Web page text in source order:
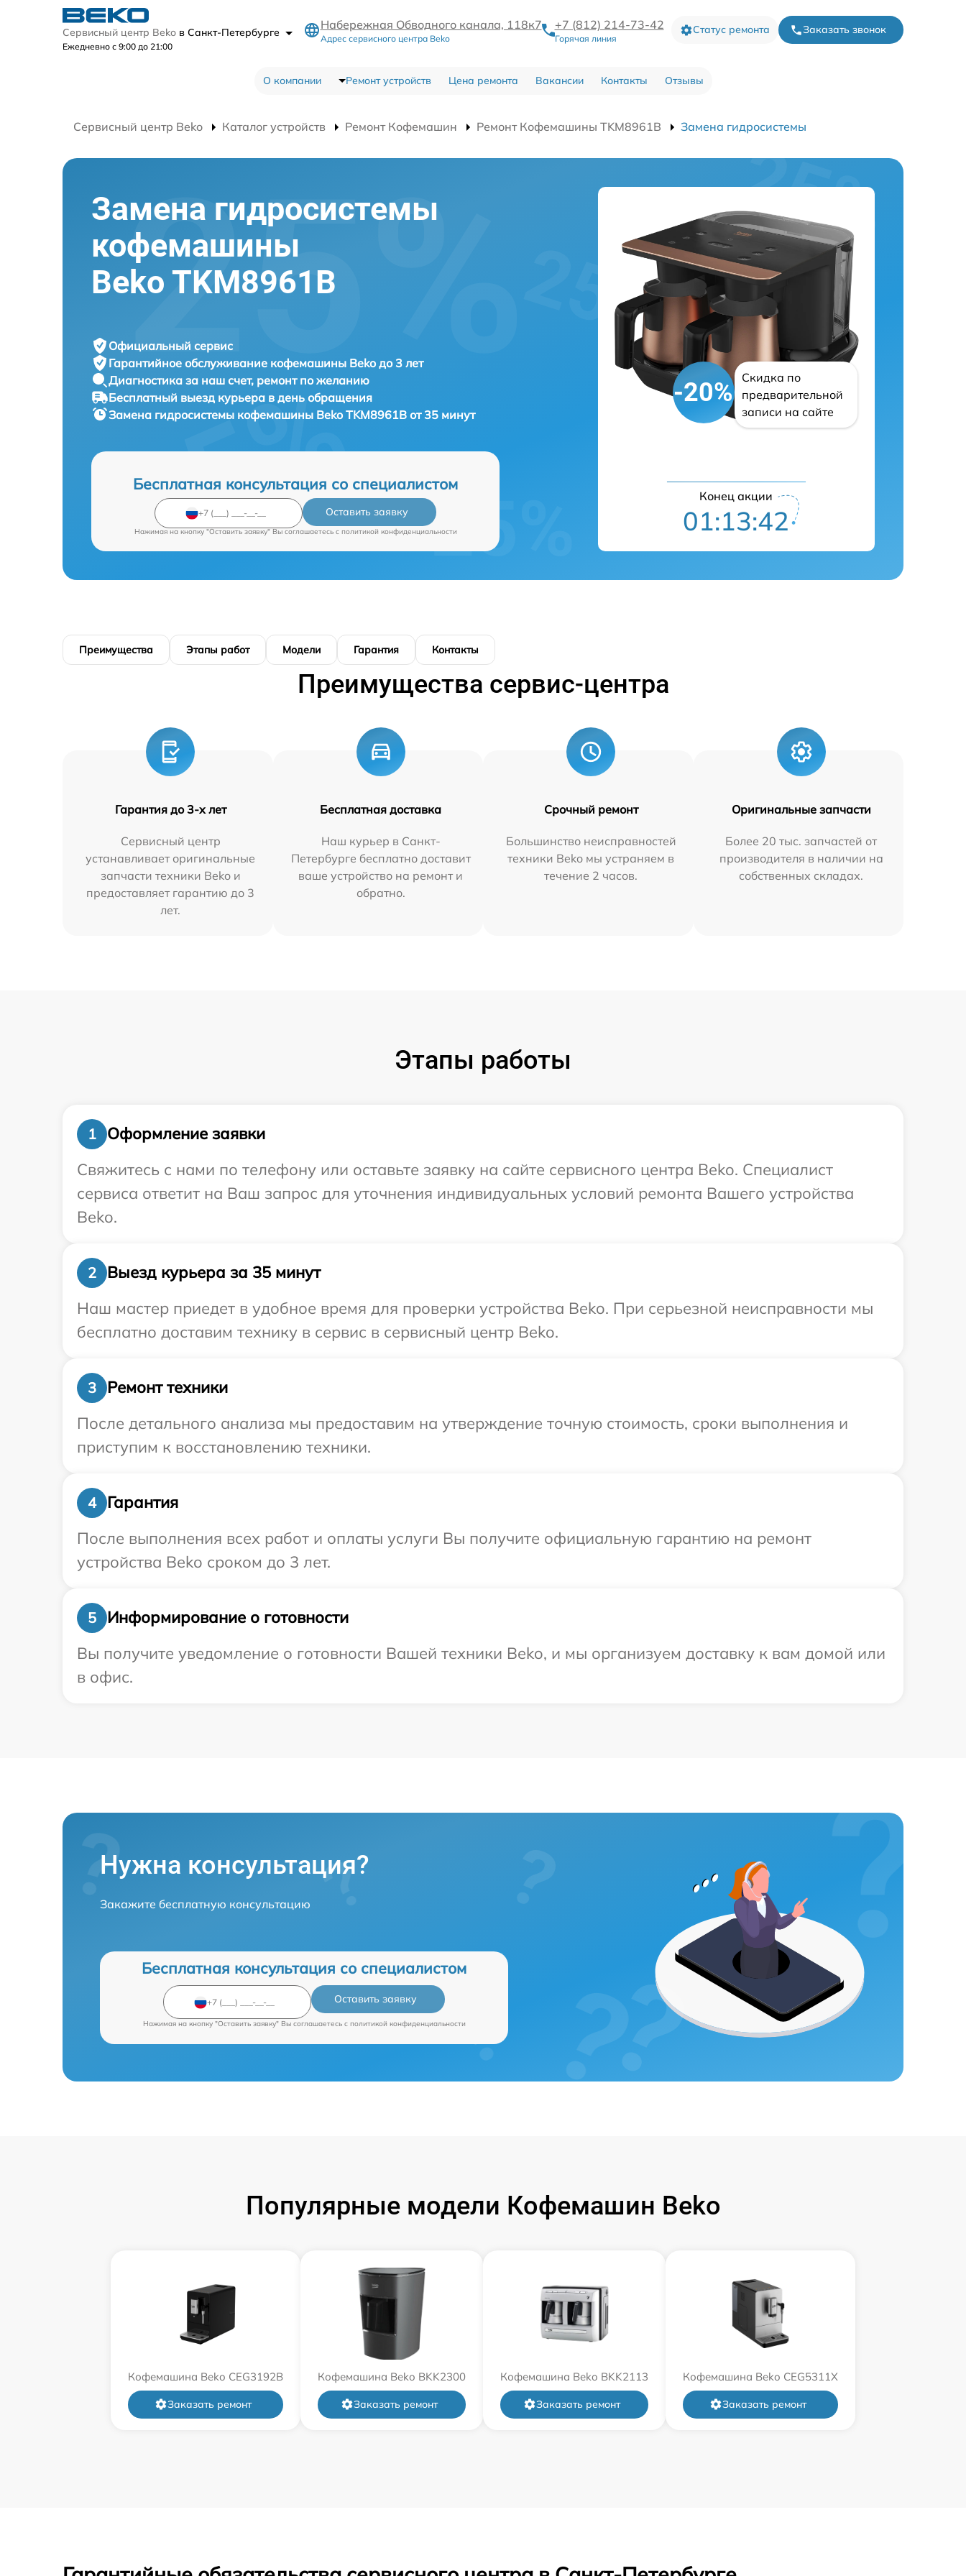
Сервисный центр Beko в Санкт-Петербурге
Ежедневно с 9:00 до 21:00
Набережная Обводного канала, 118к7
Адрес сервисного центра Beko
+7 (812) 214-73-42
Горячая линия
Статус ремонта Заказать звонок
О компании Ремонт устройств Цена ремонта Вакансии Контакты Отзывы
Сервисный центр Beko Каталог устройств Ремонт Кофемашин Ремонт Кофемашины TKM8961B Замена гидросистемы
Замена гидросистемы
кофемашины
Beko TKM8961B
Официальный сервис
Гарантийное обслуживание кофемашины Beko до 3 лет
Диагностика за наш счет, ремонт по желанию
Бесплатный выезд курьера в день обращения
Замена гидросистемы кофемашины Beko TKM8961B от 35 минут
Бесплатная консультация со специалистом
Оставить заявку
Нажимая на кнопку "Оставить заявку" Вы соглашаетесь c политикой конфиденциальности
-20%
Скидка по
предварительной
записи на сайте
Конец акции
01:13:41
Преимущества Этапы работ Модели Гарантия Контакты
Преимущества сервис-центра
Гарантия до 3-х лет
Сервисный центр
устанавливает оригинальные
запчасти техники Beko и
предоставляет гарантию до 3
лет.
Бесплатная доставка
Наш курьер в Санкт-
Петербурге бесплатно доставит
ваше устройство на ремонт и
обратно.
Срочный ремонт
Большинство неисправностей
техники Beko мы устраняем в
течение 2 часов.
Оригинальные запчасти
Более 20 тыс. запчастей от
производителя в наличии на
собственных складах.
Этапы работы
1
Оформление заявки
Свяжитесь с нами по телефону или оставьте заявку на сайте сервисного центра Beko. Специалист
сервиса ответит на Ваш запрос для уточнения индивидуальных условий ремонта Вашего устройства
Beko.
2
Выезд курьера за 35 минут
Наш мастер приедет в удобное время для проверки устройства Beko. При серьезной неисправности мы
бесплатно доставим технику в сервис в сервисный центр Beko.
3
Ремонт техники
После детального анализа мы предоставим на утверждение точную стоимость, сроки выполнения и
приступим к восстановлению техники.
4
Гарантия
После выполнения всех работ и оплаты услуги Вы получите официальную гарантию на ремонт
устройства Beko сроком до 3 лет.
5
Информирование о готовности
Вы получите уведомление о готовности Вашей техники Beko, и мы организуем доставку к вам домой или
в офис.
Нужна консультация?
Закажите бесплатную консультацию
Бесплатная консультация со специалистом
Оставить заявку
Нажимая на кнопку "Оставить заявку" Вы соглашаетесь c политикой конфиденциальности
Популярные модели Кофемашин Beko
Кофемашина Beko CEG3192B
Заказать ремонт
Кофемашина Beko BKK2300
Заказать ремонт
Кофемашина Beko BKK2113
Заказать ремонт
Кофемашина Beko CEG5311X
Заказать ремонт